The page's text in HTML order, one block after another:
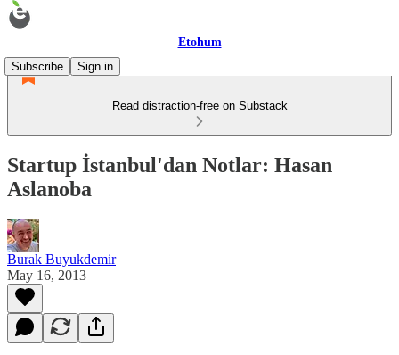
Etohum
Subscribe
Sign in
Read distraction-free on Substack
Startup İstanbul'dan Notlar: Hasan
Aslanoba
Burak Buyukdemir
May 16, 2013